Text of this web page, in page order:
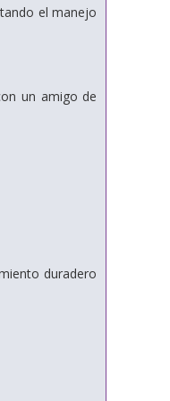
el manejo
un amigo de
duradero